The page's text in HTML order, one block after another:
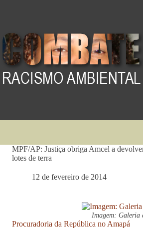
MPF/AP: Justiça obriga Amcel a
lotes de terra
12 de fevereiro de 2014
Imagem: Galeria
Procuradoria da República no Amapá